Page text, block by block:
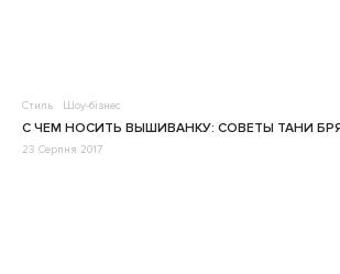
Стиль Шоу-бізнес
С ЧЕМ НОСИТЬ ВЫШИВАНКУ: СОВЕТЫ ТАНИ
23 Серпня 2017